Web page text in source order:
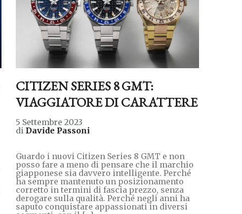
CITIZEN SERIES 8 GMT:
VIAGGIATORE DI CARATTERE
5 Settembre 2023
diDavide Passoni
Guardo i nuovi Citizen Series 8 GMT e non
posso fare a meno di pensare che il marchio
giapponese sia davvero intelligente. Perché
ha sempre mantenuto un posizionamento
corretto in termini di fascia prezzo, senza
derogare sulla qualità. Perché negli anni ha
saputo conquistare appassionati in diversi